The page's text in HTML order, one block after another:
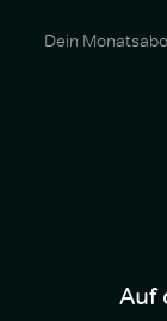
Dein
Auf